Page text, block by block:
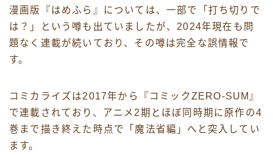
漫画版『はめふら』については、一部で「打ち切りで
は？」という噂も出ていましたが、2024年現在も問
題なく連載が続いており、その噂は完全な誤情報で
す。
コミカライズは2017年から『コミックZERO-SUM』
で連載されており、アニメ2期とほぼ同時期に原作の4
巻まで描き終えた時点で「魔法省編」へと突入してい
ます。